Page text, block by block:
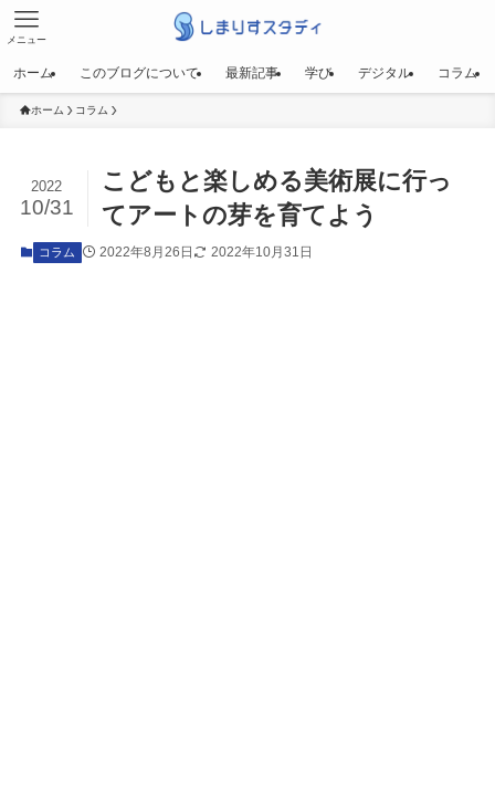
メニュー
ホーム このブログについて 最新記事 学び デジタル コラム
ホーム コラム
こどもと楽しめる美術展に行っ
てアートの芽を育てよう
2022
10/31
コラム 2022年8月26日 2022年10月31日